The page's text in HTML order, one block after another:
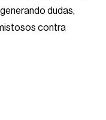
dudas,
contra